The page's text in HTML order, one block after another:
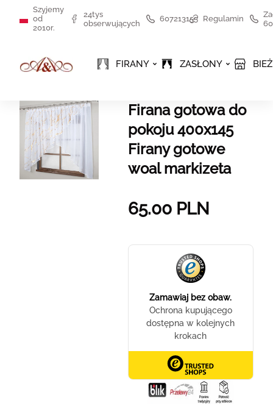
Szyjemy
od
2010r.
24tys
obserwujących
607213155 Regulamin
FIRANY ZASŁONY
Firana gotowa do
pokoju 400x145
Firany gotowe
woal markizeta
65.00PLN